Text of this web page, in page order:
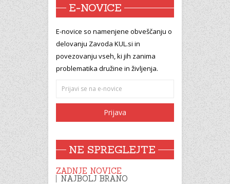
E-NOVICE
E-novice so namenjene obveščanju o
delovanju Zavoda KUL.si in
povezovanju vseh, ki jih zanima
problematika družine in življenja.
NE SPREGLEJTE
ZADNJE NOVICE
NAJBOLJ BRANO